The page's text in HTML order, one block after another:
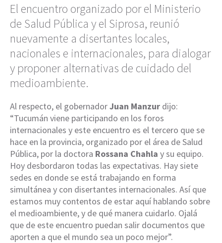
El encuentro organizado por el Ministerio
de Salud Pública y el Siprosa, reunió
nuevamente a disertantes locales,
nacionales e internacionales, para dialogar
y proponer alternativas de cuidado del
medioambiente.
Al respecto, el gobernadorJuan Manzur dijo:
“Tucumán viene participando en los foros
internacionales y este encuentro es el tercero que se
hace en la provincia, organizado por el área de Salud
Pública, por la doctora Rossana Chahla y su equipo.
Hoy desbordaron todas las expectativas. Hay siete
sedes en donde se está trabajando en forma
simultánea y con disertantes internacionales. Así que
estamos muy contentos de estar aquí hablando sobre
el medioambiente, y de qué manera cuidarlo. Ojalá
que de este encuentro puedan salir documentos que
aporten a que el mundo sea un poco mejor”.